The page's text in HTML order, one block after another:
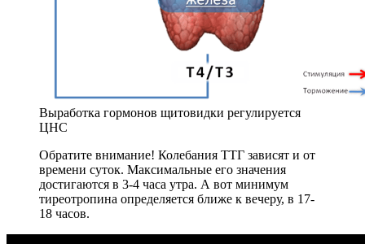
Выработка гормонов щитовидки регулируется
ЦНС
Обратите внимание! Колебания ТТГ зависят и от
времени суток. Максимальные его значения
достигаются в 3-4 часа утра. А вот минимум
тиреотропина определяется ближе к вечеру, в 17-
18 часов.